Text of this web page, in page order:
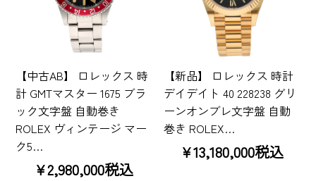
【中古AB】 ロレックス 時
計 GMTマスター 1675 ブラ
ック文字盤 自動巻き
ROLEX ヴィンテージ マー
ク5…
¥2,980,000税込
【新品】 ロレックス 時計
デイデイト 40 228238 グリ
ーンオンブレ文字盤 自動
巻き ROLEX…
¥13,180,000税込